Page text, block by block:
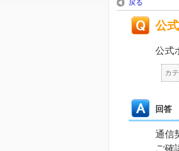
戻る
公
公式
カ
回答
通信
ご確